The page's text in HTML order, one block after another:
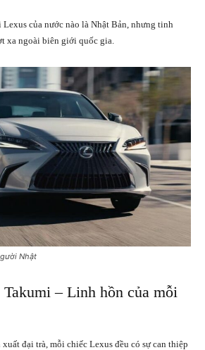
của nước nào là Nhật Bản, nhưng tinh
xa ngoài biên giới quốc gia.
Nhật
Takumi – Linh hồn của mỗi
đại trà, mỗi chiếc Lexus đều có sự can thiệp